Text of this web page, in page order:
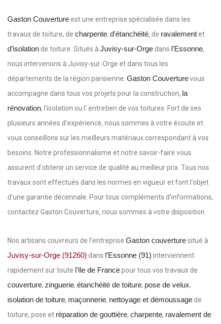
Gaston Couvertureest une entreprise spécialisée dans les
travaux de toiture, de charpente, d'étanchéité, de ravalementet
d’isolation de toiture. Situés à Juvisy-sur-Orge dans l'Essonne,
nous intervenons à Juvisy-sur-Orge et dans tous les
départements de la région parisienne. Gaston Couverturevous
accompagne dans tous vos projets pour la construction, la
rénovation, l'isolation ou l' entretien de vos toitures. Fort de ses
plusieurs années d'expérience, nous sommes à votre écoute et
vous conseillons sur les meilleurs matériaux correspondant à vos
besoins. Notre professionnalisme et notre savoir-faire vous
assurent d'obtenir un service de qualité au meilleur prix. Tous nos
travaux sont effectués dans les normes en vigueur et font l'objet
d'une garantie décennale. Pour tous compléments d'informations,
contactez Gaston Couverture, nous sommes à votre disposition
Nos artisans couvreurs de l’entreprise Gaston couverturesitué à
Juvisy-sur-Orge (91260) dans l’Essonne (91) interviennent
rapidement sur toute l'Ile de Francepour tous vos travaux de
couverture, zinguerie, étanchéité de toiture, pose de velux,
isolation de toiture, maçonnerie, nettoyage et démoussage de
toiture, pose et réparation de gouttière, charpente, ravalement de